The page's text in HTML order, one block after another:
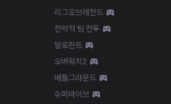
리그오브레전드
전략적 팀 전투
발로란트
오버워치2
배틀그라운드
슈퍼바이브